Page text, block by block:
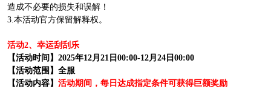
造成不必要的损失和误解！
3.本活动官方保留解释权。
活动2、幸运刮刮乐
【活动时间】2025年12月21日00:00-12月24日00:00
【活动范围】全服
【活动内容】 活动期间，每日达成指定条件可获得巨额奖励